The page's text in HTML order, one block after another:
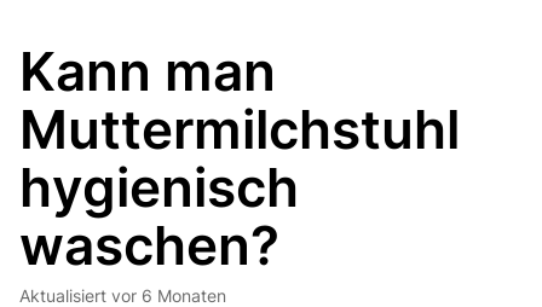
Kann man
Muttermilchstuhl
hygienisch
waschen?
Aktualisiert vor 6 Monaten